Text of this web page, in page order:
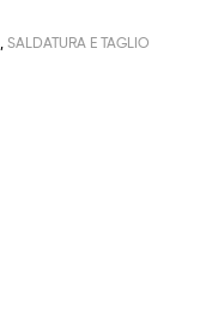
SALDATURA E TAGLIO